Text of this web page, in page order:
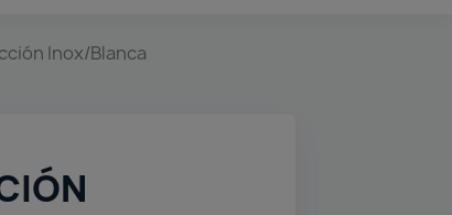
Inox/Blanca